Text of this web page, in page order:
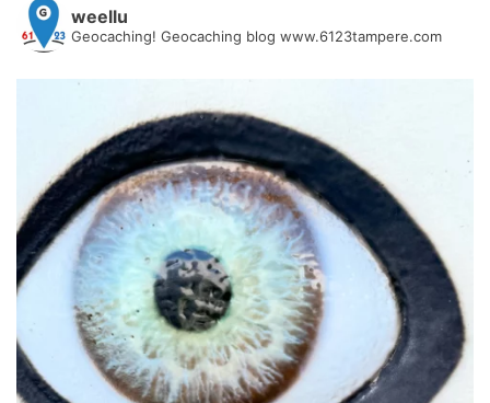
weellu
Geocaching! Geocaching blog www.6123tampere.com